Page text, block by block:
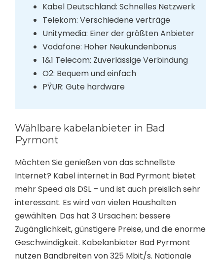
Kabel Deutschland: Schnelles Netzwerk
Telekom: Verschiedene verträge
Unitymedia: Einer der größten Anbieter
Vodafone: Hoher Neukundenbonus
1&1 Telecom: Zuverlässige Verbindung
O2: Bequem und einfach
PŸUR: Gute hardware
Wählbare kabelanbieter in Bad
Pyrmont
Möchten Sie genießen von das schnellste
Internet? Kabel internet in Bad Pyrmont bietet
mehr Speed als DSL – und ist auch preislich sehr
interessant. Es wird von vielen Haushalten
gewählten. Das hat 3 Ursachen: bessere
Zugänglichkeit, günstigere Preise, und die enorme
Geschwindigkeit. Kabelanbieter Bad Pyrmont
nutzen Bandbreiten von 325 Mbit/s. Nationale